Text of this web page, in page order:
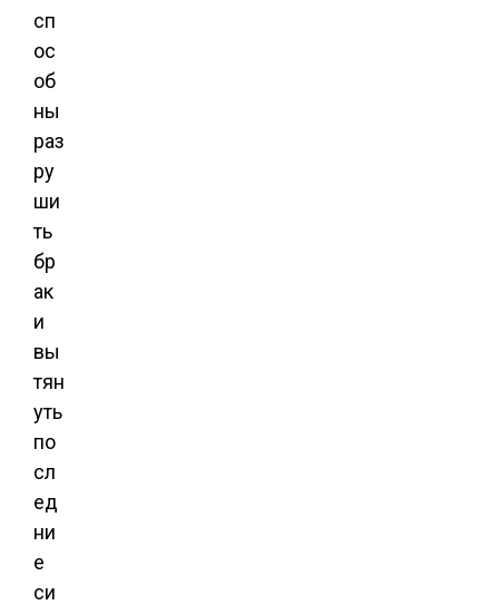
сп
ос
об
ны
раз
ру
ши
ть
бр
ак
и
вы
тян
уть
по
сл
ед
ни
е
си